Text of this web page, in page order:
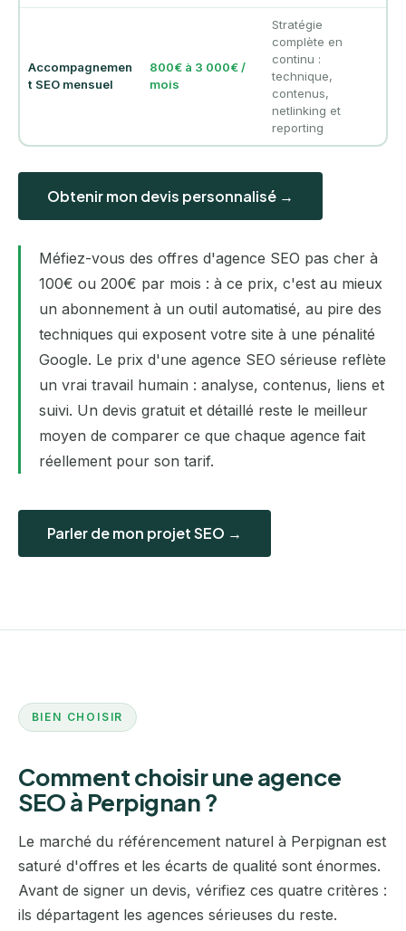
Accompagnemen
t SEO mensuel
800€ à 3 000€ /
mois
Stratégie
complète en
continu :
technique,
contenus,
netlinking et
reporting
Obtenir mon devis personnalisé →
Méfiez-vous des offres d'agence SEO pas cher à
100€ ou 200€ par mois : à ce prix, c'est au mieux
un abonnement à un outil automatisé, au pire des
techniques qui exposent votre site à une pénalité
Google. Le prix d'une agence SEO sérieuse reflète
un vrai travail humain : analyse, contenus, liens et
suivi. Un devis gratuit et détaillé reste le meilleur
moyen de comparer ce que chaque agence fait
réellement pour son tarif.
Parler de mon projet SEO →
BIEN CHOISIR
Comment choisir une agence
SEO à Perpignan ?
Le marché du référencement naturel à Perpignan est
saturé d'offres et les écarts de qualité sont énormes.
Avant de signer un devis, vérifiez ces quatre critères :
ils départagent les agences sérieuses du reste.